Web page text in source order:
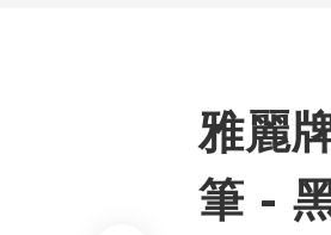
雅麗
筆 -